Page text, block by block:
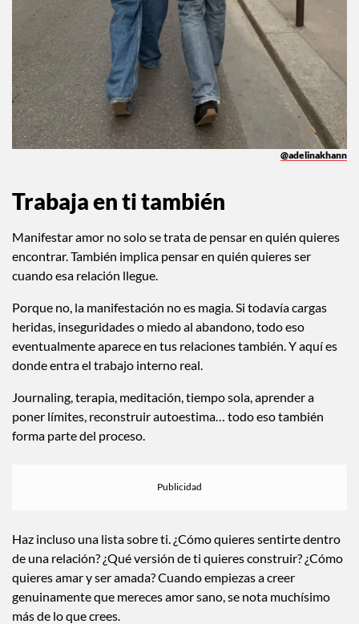
@adelinakhann
Trabaja en ti también
Manifestar amor no solo se trata de pensar en quién quieres
encontrar. También implica pensar en quién quieres ser
cuando esa relación llegue.
Porque no, la manifestación no es magia. Si todavía cargas
heridas, inseguridades o miedo al abandono, todo eso
eventualmente aparece en tus relaciones también. Y aquí es
donde entra el trabajo interno real.
Journaling, terapia, meditación, tiempo sola, aprender a
poner límites, reconstruir autoestima… todo eso también
forma parte del proceso.
Haz incluso una lista sobre ti. ¿Cómo quieres sentirte dentro
de una relación? ¿Qué versión de ti quieres construir? ¿Cómo
quieres amar y ser amada? Cuando empiezas a creer
genuinamente que mereces amor sano, se nota muchísimo
más de lo que crees.